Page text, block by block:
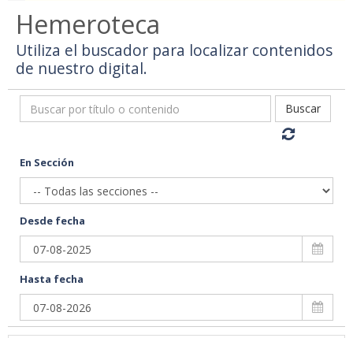
Hemeroteca
Utiliza el buscador para localizar contenidos
de nuestro digital.
Buscar
En Sección
Desde fecha
Hasta fecha